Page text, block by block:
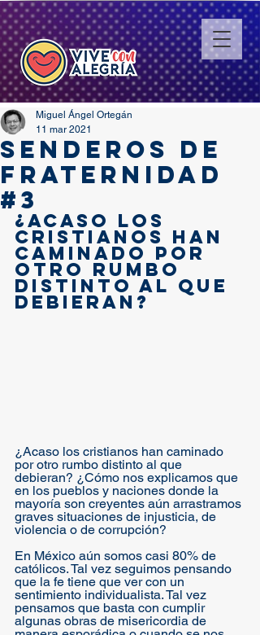
SENDEROS DE
FRATERNIDAD
#3
Miguel Ángel Ortegán
11 mar 2021
¿Acaso los
cristianos han
caminado por
otro rumbo
distinto al que
debieran?
¿Acaso los cristianos han caminado
por otro rumbo distinto al que
debieran? ¿Cómo nos explicamos que
en los pueblos y naciones donde la
mayoría son creyentes aún arrastramos
graves situaciones de injusticia, de
violencia o de corrupción?
En México aún somos casi 80% de
católicos. Tal vez seguimos pensando
que la fe tiene que ver con un
sentimiento individualista. Tal vez
pensamos que basta con cumplir
algunas obras de misericordia de